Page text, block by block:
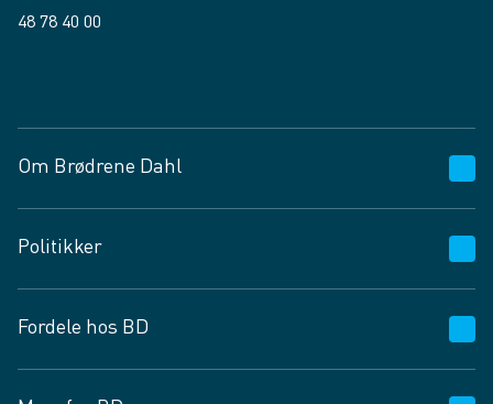
48 78 40 00
Om Brødrene Dahl
Vagttelefon 30 10 89 89
Spørgsmål og svar
Job og karriere
Fødevarekontrolrapport
Politikker
Privatlivspolitik
Cookies
Fordele hos BD